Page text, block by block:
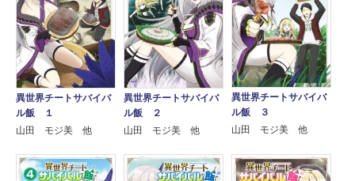
異世界チートサバイバ
ル飯 １
山田 モジ美 他
異世界チートサバイバ
ル飯 ２
山田 モジ美 他
異世界チートサバイバ
ル飯 ３
山田 モジ美 他